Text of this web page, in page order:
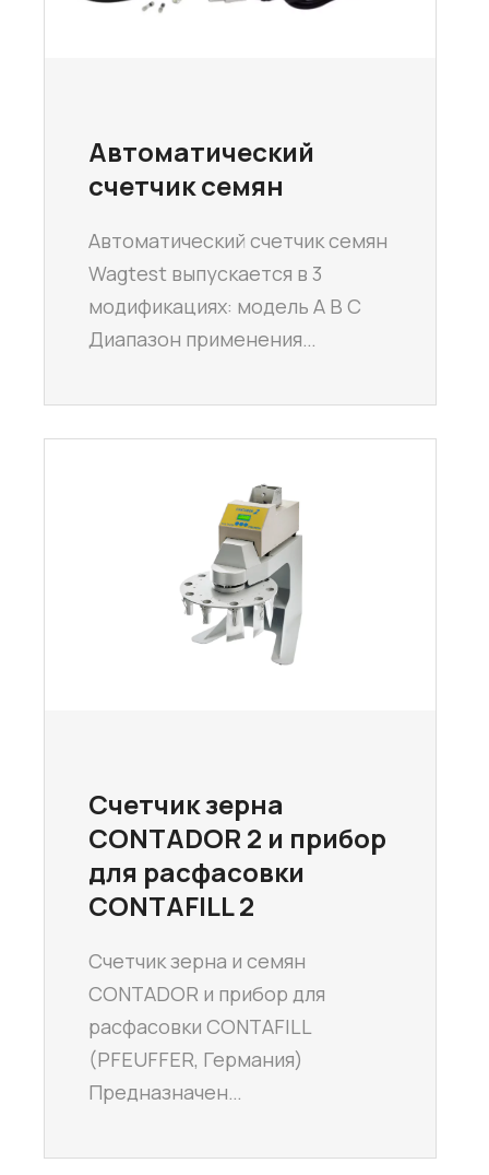
Автоматический
счетчик семян
Автоматический счетчик семян
Wagtest выпускается в 3
модификациях: модель А В С
Диапазон применения…
Счетчик зерна
CONTADOR 2 и прибор
для расфасовки
CONTAFILL 2
Счетчик зерна и семян
CONTADOR и прибор для
расфасовки CONTAFILL
(PFEUFFER, Германия)
Предназначен…